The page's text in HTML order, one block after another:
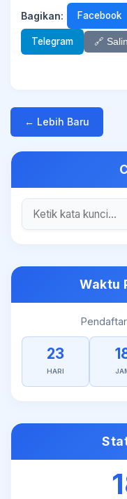
Bagikan: Facebook
Telegram 🔗
← Lebih Baru
Waktu
23
HARI